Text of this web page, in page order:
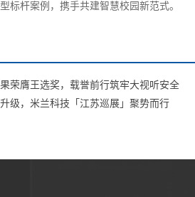
标杆案例，携手共建智慧校园新范式。
荣膺王选奖，载誉前行筑牢大视听安全
级，米兰科技「江苏巡展」聚势而行